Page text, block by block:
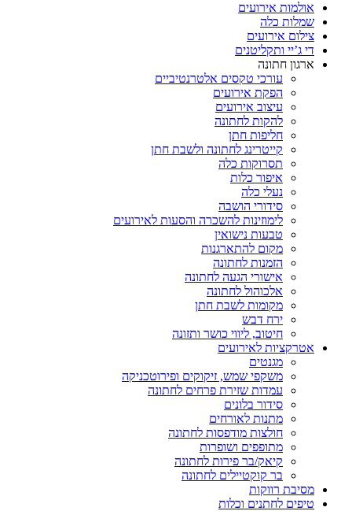
אולמות אירועים
שמלות כלה
צילום אירועים
די ג’יי ותקליטנים
ארגון חתונה
עורכי טקסים אלטרנטיביים
הפקת אירועים
עיצוב אירועים
להקות לחתונה
חליפות חתן
קייטרינג לחתונה ולשבת חתן
תסרוקות כלה
איפור כלות
נעלי כלה
סידורי הושבה
לימוזינות להשכרה והסעות לאירועים
טבעות נישואין
מקום להתארגנות
הזמנות לחתונה
אישורי הגעה לחתונה
אלכוהול לחתונה
מקומות לשבת חתן
ירח דבש
חיטוב, ליווי כושר ותזונה
אטרקציות לאירועים
מגנטים
משקפי שמש, זיקוקים ופירוטכניקה
עמדות שזירת פרחים לחתונה
סידור בלונים
מתנות לאורחים
חולצות מודפסות לחתונה
מתופפים ושופרות
קיאק/בר פירות לחתונה
בר קוקטיילים לחתונה
מסיבת רווקות
טיפים לחתנים וכלות